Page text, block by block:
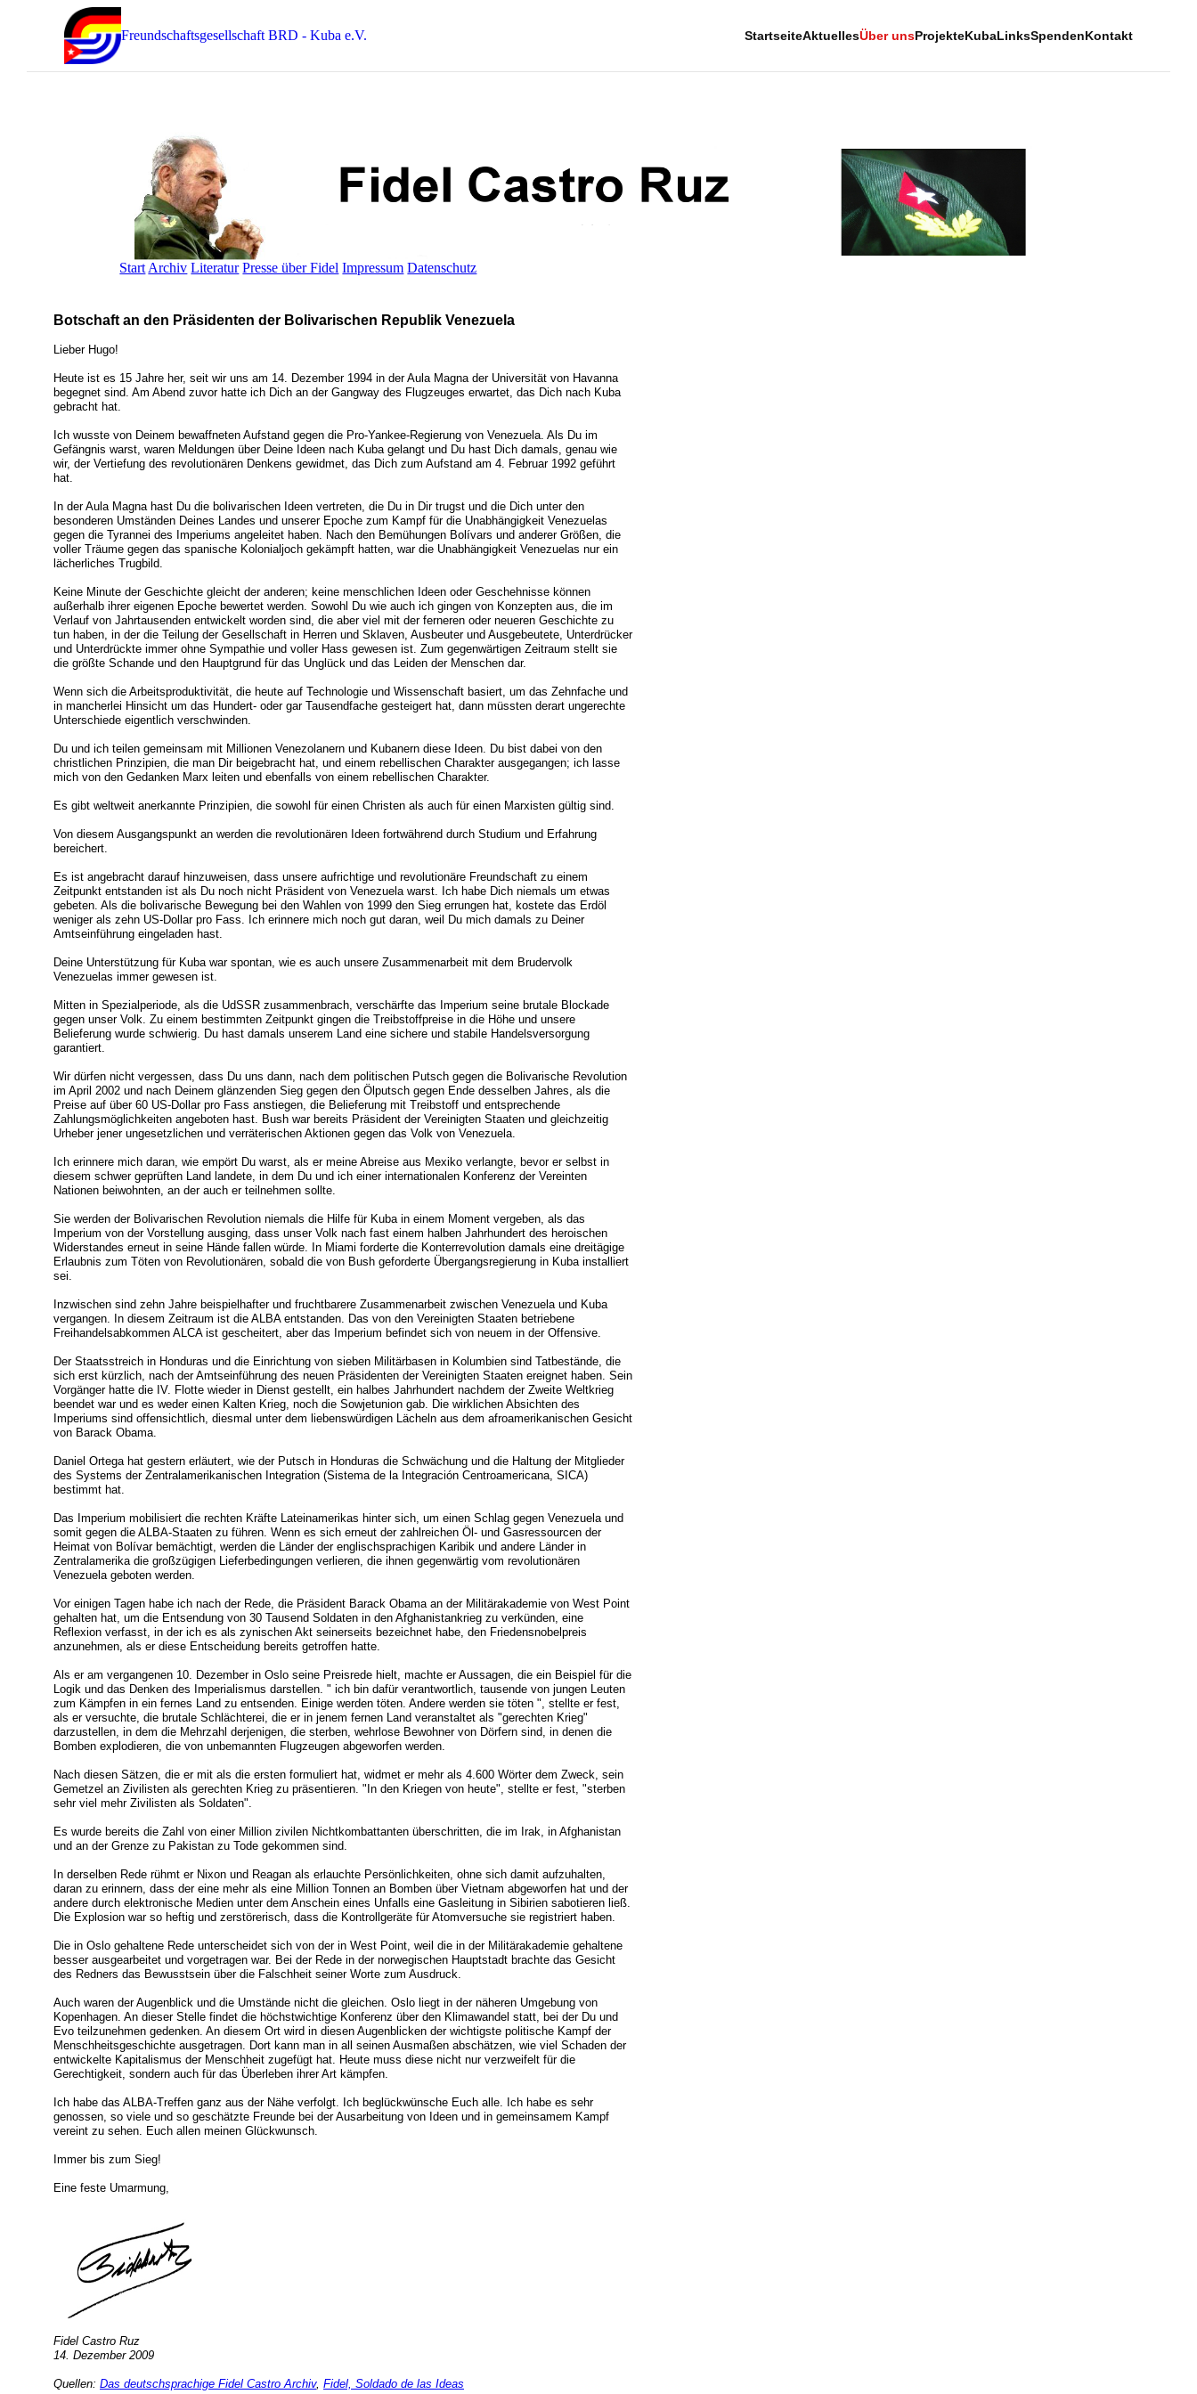
Freundschaftsgesellschaft BRD - Kuba e.V. StartseiteAktuellesÜber unsProjekteKubaLinksSpendenKontakt
Start Archiv Literatur Presse über Fidel Impressum Datenschutz
Botschaft an den Präsidenten der Bolivarischen Republik Venezuela
Lieber Hugo!
Heute ist es 15 Jahre her, seit wir uns am 14. Dezember 1994 in der Aula Magna der Universität von Havanna
begegnet sind. Am Abend zuvor hatte ich Dich an der Gangway des Flugzeuges erwartet, das Dich nach Kuba
gebracht hat.
Ich wusste von Deinem bewaffneten Aufstand gegen die Pro-Yankee-Regierung von Venezuela. Als Du im
Gefängnis warst, waren Meldungen über Deine Ideen nach Kuba gelangt und Du hast Dich damals, genau wie
wir, der Vertiefung des revolutionären Denkens gewidmet, das Dich zum Aufstand am 4. Februar 1992 geführt
hat.
In der Aula Magna hast Du die bolivarischen Ideen vertreten, die Du in Dir trugst und die Dich unter den
besonderen Umständen Deines Landes und unserer Epoche zum Kampf für die Unabhängigkeit Venezuelas
gegen die Tyrannei des Imperiums angeleitet haben. Nach den Bemühungen Bolívars und anderer Größen, die
voller Träume gegen das spanische Kolonialjoch gekämpft hatten, war die Unabhängigkeit Venezuelas nur ein
lächerliches Trugbild.
Keine Minute der Geschichte gleicht der anderen; keine menschlichen Ideen oder Geschehnisse können
außerhalb ihrer eigenen Epoche bewertet werden. Sowohl Du wie auch ich gingen von Konzepten aus, die im
Verlauf von Jahrtausenden entwickelt worden sind, die aber viel mit der ferneren oder neueren Geschichte zu
tun haben, in der die Teilung der Gesellschaft in Herren und Sklaven, Ausbeuter und Ausgebeutete, Unterdrücker
und Unterdrückte immer ohne Sympathie und voller Hass gewesen ist. Zum gegenwärtigen Zeitraum stellt sie
die größte Schande und den Hauptgrund für das Unglück und das Leiden der Menschen dar.
Wenn sich die Arbeitsproduktivität, die heute auf Technologie und Wissenschaft basiert, um das Zehnfache und
in mancherlei Hinsicht um das Hundert- oder gar Tausendfache gesteigert hat, dann müssten derart ungerechte
Unterschiede eigentlich verschwinden.
Du und ich teilen gemeinsam mit Millionen Venezolanern und Kubanern diese Ideen. Du bist dabei von den
christlichen Prinzipien, die man Dir beigebracht hat, und einem rebellischen Charakter ausgegangen; ich lasse
mich von den Gedanken Marx leiten und ebenfalls von einem rebellischen Charakter.
Es gibt weltweit anerkannte Prinzipien, die sowohl für einen Christen als auch für einen Marxisten gültig sind.
Von diesem Ausgangspunkt an werden die revolutionären Ideen fortwährend durch Studium und Erfahrung
bereichert.
Es ist angebracht darauf hinzuweisen, dass unsere aufrichtige und revolutionäre Freundschaft zu einem
Zeitpunkt entstanden ist als Du noch nicht Präsident von Venezuela warst. Ich habe Dich niemals um etwas
gebeten. Als die bolivarische Bewegung bei den Wahlen von 1999 den Sieg errungen hat, kostete das Erdöl
weniger als zehn US-Dollar pro Fass. Ich erinnere mich noch gut daran, weil Du mich damals zu Deiner
Amtseinführung eingeladen hast.
Deine Unterstützung für Kuba war spontan, wie es auch unsere Zusammenarbeit mit dem Brudervolk
Venezuelas immer gewesen ist.
Mitten in Spezialperiode, als die UdSSR zusammenbrach, verschärfte das Imperium seine brutale Blockade
gegen unser Volk. Zu einem bestimmten Zeitpunkt gingen die Treibstoffpreise in die Höhe und unsere
Belieferung wurde schwierig. Du hast damals unserem Land eine sichere und stabile Handelsversorgung
garantiert.
Wir dürfen nicht vergessen, dass Du uns dann, nach dem politischen Putsch gegen die Bolivarische Revolution
im April 2002 und nach Deinem glänzenden Sieg gegen den Ölputsch gegen Ende desselben Jahres, als die
Preise auf über 60 US-Dollar pro Fass anstiegen, die Belieferung mit Treibstoff und entsprechende
Zahlungsmöglichkeiten angeboten hast. Bush war bereits Präsident der Vereinigten Staaten und gleichzeitig
Urheber jener ungesetzlichen und verräterischen Aktionen gegen das Volk von Venezuela.
Ich erinnere mich daran, wie empört Du warst, als er meine Abreise aus Mexiko verlangte, bevor er selbst in
diesem schwer geprüften Land landete, in dem Du und ich einer internationalen Konferenz der Vereinten
Nationen beiwohnten, an der auch er teilnehmen sollte.
Sie werden der Bolivarischen Revolution niemals die Hilfe für Kuba in einem Moment vergeben, als das
Imperium von der Vorstellung ausging, dass unser Volk nach fast einem halben Jahrhundert des heroischen
Widerstandes erneut in seine Hände fallen würde. In Miami forderte die Konterrevolution damals eine dreitägige
Erlaubnis zum Töten von Revolutionären, sobald die von Bush geforderte Übergangsregierung in Kuba installiert
sei.
Inzwischen sind zehn Jahre beispielhafter und fruchtbarere Zusammenarbeit zwischen Venezuela und Kuba
vergangen. In diesem Zeitraum ist die ALBA entstanden. Das von den Vereinigten Staaten betriebene
Freihandelsabkommen ALCA ist gescheitert, aber das Imperium befindet sich von neuem in der Offensive.
Der Staatsstreich in Honduras und die Einrichtung von sieben Militärbasen in Kolumbien sind Tatbestände, die
sich erst kürzlich, nach der Amtseinführung des neuen Präsidenten der Vereinigten Staaten ereignet haben. Sein
Vorgänger hatte die IV. Flotte wieder in Dienst gestellt, ein halbes Jahrhundert nachdem der Zweite Weltkrieg
beendet war und es weder einen Kalten Krieg, noch die Sowjetunion gab. Die wirklichen Absichten des
Imperiums sind offensichtlich, diesmal unter dem liebenswürdigen Lächeln aus dem afroamerikanischen Gesicht
von Barack Obama.
Daniel Ortega hat gestern erläutert, wie der Putsch in Honduras die Schwächung und die Haltung der Mitglieder
des Systems der Zentralamerikanischen Integration (Sistema de la Integración Centroamericana, SICA)
bestimmt hat.
Das Imperium mobilisiert die rechten Kräfte Lateinamerikas hinter sich, um einen Schlag gegen Venezuela und
somit gegen die ALBA-Staaten zu führen. Wenn es sich erneut der zahlreichen Öl- und Gasressourcen der
Heimat von Bolívar bemächtigt, werden die Länder der englischsprachigen Karibik und andere Länder in
Zentralamerika die großzügigen Lieferbedingungen verlieren, die ihnen gegenwärtig vom revolutionären
Venezuela geboten werden.
Vor einigen Tagen habe ich nach der Rede, die Präsident Barack Obama an der Militärakademie von West Point
gehalten hat, um die Entsendung von 30 Tausend Soldaten in den Afghanistankrieg zu verkünden, eine
Reflexion verfasst, in der ich es als zynischen Akt seinerseits bezeichnet habe, den Friedensnobelpreis
anzunehmen, als er diese Entscheidung bereits getroffen hatte.
Als er am vergangenen 10. Dezember in Oslo seine Preisrede hielt, machte er Aussagen, die ein Beispiel für die
Logik und das Denken des Imperialismus darstellen. " ich bin dafür verantwortlich, tausende von jungen Leuten
zum Kämpfen in ein fernes Land zu entsenden. Einige werden töten. Andere werden sie töten ", stellte er fest,
als er versuchte, die brutale Schlächterei, die er in jenem fernen Land veranstaltet als "gerechten Krieg"
darzustellen, in dem die Mehrzahl derjenigen, die sterben, wehrlose Bewohner von Dörfern sind, in denen die
Bomben explodieren, die von unbemannten Flugzeugen abgeworfen werden.
Nach diesen Sätzen, die er mit als die ersten formuliert hat, widmet er mehr als 4.600 Wörter dem Zweck, sein
Gemetzel an Zivilisten als gerechten Krieg zu präsentieren. "In den Kriegen von heute", stellte er fest, "sterben
sehr viel mehr Zivilisten als Soldaten".
Es wurde bereits die Zahl von einer Million zivilen Nichtkombattanten überschritten, die im Irak, in Afghanistan
und an der Grenze zu Pakistan zu Tode gekommen sind.
In derselben Rede rühmt er Nixon und Reagan als erlauchte Persönlichkeiten, ohne sich damit aufzuhalten,
daran zu erinnern, dass der eine mehr als eine Million Tonnen an Bomben über Vietnam abgeworfen hat und der
andere durch elektronische Medien unter dem Anschein eines Unfalls eine Gasleitung in Sibirien sabotieren ließ.
Die Explosion war so heftig und zerstörerisch, dass die Kontrollgeräte für Atomversuche sie registriert haben.
Die in Oslo gehaltene Rede unterscheidet sich von der in West Point, weil die in der Militärakademie gehaltene
besser ausgearbeitet und vorgetragen war. Bei der Rede in der norwegischen Hauptstadt brachte das Gesicht
des Redners das Bewusstsein über die Falschheit seiner Worte zum Ausdruck.
Auch waren der Augenblick und die Umstände nicht die gleichen. Oslo liegt in der näheren Umgebung von
Kopenhagen. An dieser Stelle findet die höchstwichtige Konferenz über den Klimawandel statt, bei der Du und
Evo teilzunehmen gedenken. An diesem Ort wird in diesen Augenblicken der wichtigste politische Kampf der
Menschheitsgeschichte ausgetragen. Dort kann man in all seinen Ausmaßen abschätzen, wie viel Schaden der
entwickelte Kapitalismus der Menschheit zugefügt hat. Heute muss diese nicht nur verzweifelt für die
Gerechtigkeit, sondern auch für das Überleben ihrer Art kämpfen.
Ich habe das ALBA-Treffen ganz aus der Nähe verfolgt. Ich beglückwünsche Euch alle. Ich habe es sehr
genossen, so viele und so geschätzte Freunde bei der Ausarbeitung von Ideen und in gemeinsamem Kampf
vereint zu sehen. Euch allen meinen Glückwunsch.
Immer bis zum Sieg!
Eine feste Umarmung,
Fidel Castro Ruz
14. Dezember 2009
Quellen: Das deutschsprachige Fidel Castro Archiv, Fidel, Soldado de las Ideas